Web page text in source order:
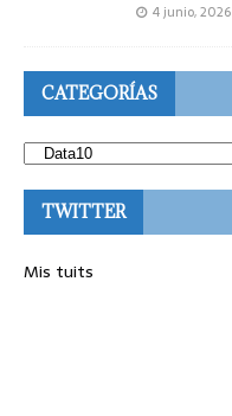
4 junio, 2026
CATEGORÍAS
TWITTER
Mis tuits